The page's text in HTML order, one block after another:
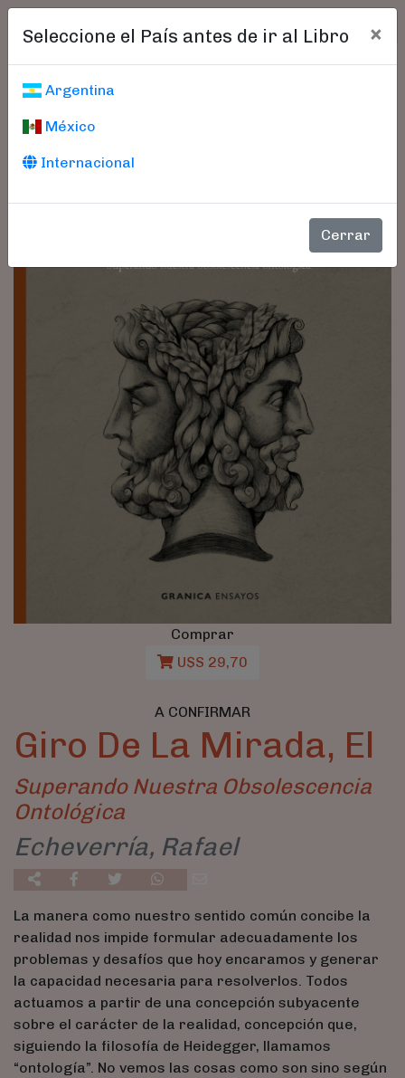
Seleccione el País antes de ir al Libro ×
Argentina
México
Internacional
Cerrar
Comprar
U$S 29,70
A CONFIRMAR
Giro De La Mirada, El
Superando Nuestra Obsolescencia
Ontológica
Echeverría, Rafael
La manera como nuestro sentido común concibe la
realidad nos impide formular adecuadamente los
problemas y desafíos que hoy encaramos y generar
la capacidad necesaria para resolverlos. Todos
actuamos a partir de una concepción subyacente
sobre el carácter de la realidad, concepción que,
siguiendo la filosofía de Heidegger, llamamos
“ontología”. No vemos las cosas como son sino según